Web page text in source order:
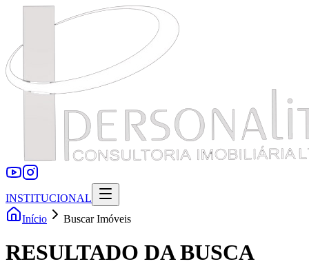
INSTITUCIONAL
Início
Buscar Imóveis
RESULTADO DA BUSCA